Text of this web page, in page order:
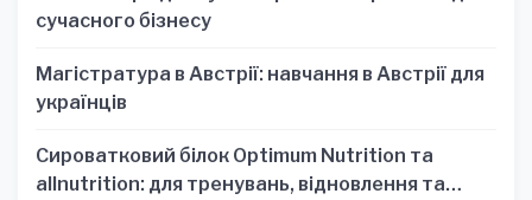
сучасного бізнесу
Магістратура в Австрії: навчання в Австрії для
українців
Сироватковий білок Optimum Nutrition та
allnutrition: для тренувань, відновлення та